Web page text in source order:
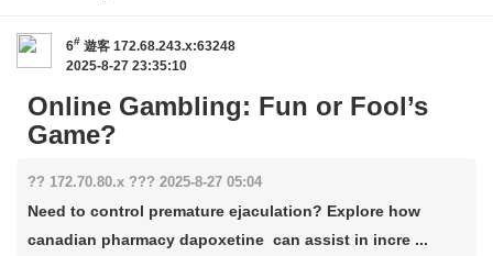
6# 遊客 172.68.243.x:63248
2025-8-27 23:35:10
Online Gambling: Fun or Fool’s
Game?
?? 172.70.80.x ??? 2025-8-27 05:04
Need to control premature ejaculation? Explore how
canadian pharmacy dapoxetine can assist in incre ...